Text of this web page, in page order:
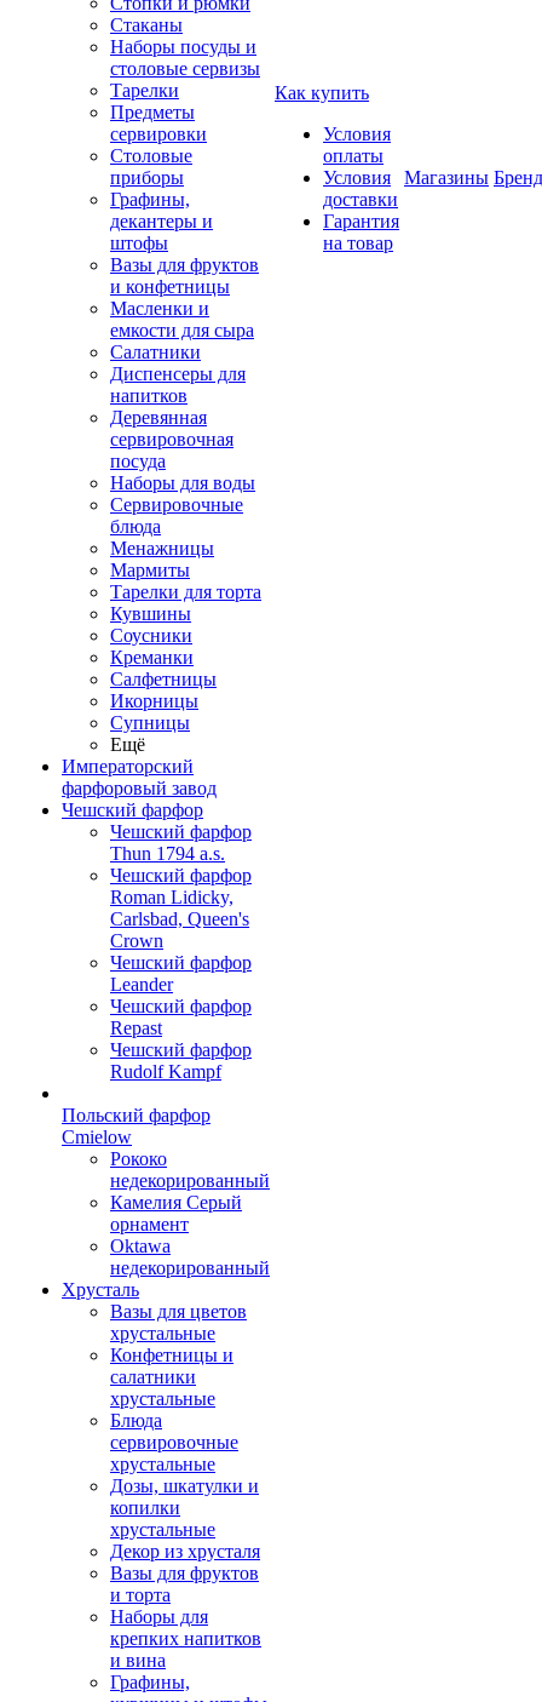
Стаканы
Наборы посуды и
столовые сервизы
Тарелки
Предметы
сервировки
Столовые
приборы
Графины,
декантеры и
штофы
Вазы для фруктов
и конфетницы
Масленки и
емкости для сыра
Салатники
Диспенсеры для
напитков
Деревянная
сервировочная
посуда
Наборы для воды
Сервировочные
блюда
Менажницы
Мармиты
Тарелки для торта
Кувшины
Соусники
Креманки
Салфетницы
Икорницы
Супницы
Ещё
Императорский
фарфоровый завод
Чешский фарфор
Чешский фарфор
Thun 1794 a.s.
Чешский фарфор
Roman Lidicky,
Carlsbad, Queen's
Crown
Чешский фарфор
Leander
Чешский фарфор
Repast
Чешский фарфор
Rudolf Kampf
Польский фарфор
Сmielow
Рококо
недекорированный
Камелия Серый
орнамент
Oktawa
недекорированный
Хрусталь
Вазы для цветов
хрустальные
Конфетницы и
салатники
хрустальные
Блюда
сервировочные
хрустальные
Дозы, шкатулки и
копилки
хрустальные
Декор из хрусталя
Вазы для фруктов
и торта
Наборы для
крепких напитков
и вина
Графины,
Как купить
Условия
оплаты
Условия
доставки
Гарантия
на товар
Магазины